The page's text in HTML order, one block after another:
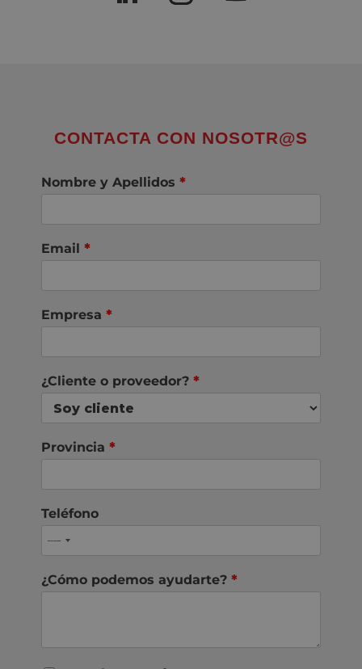
CONTACTA CON NOSOTR@S
Nombre y Apellidos *
Email *
Empresa *
¿Cliente o proveedor? *
Provincia *
Teléfono
¿Cómo podemos ayudarte? *